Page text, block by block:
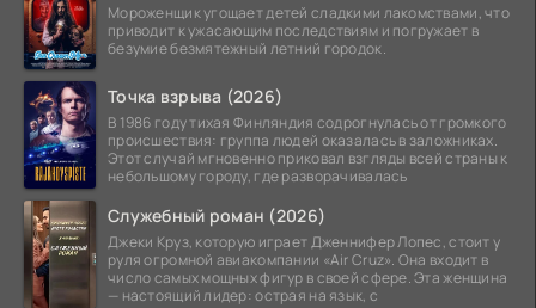
Мороженщик угощает детей сладкими лакомствами, что
приводит к ужасающим последствиям и погружает в
безумие безмятежный летний городок.
Точка взрыва (2026)
В 1986 году тихая Финляндия содрогнулась от громкого
происшествия: группа людей оказалась в заложниках.
Этот случай мгновенно приковал взгляды всей страны к
небольшому городу, где разворачивалась
Служебный роман (2026)
Джеки Круз, которую играет Дженнифер Лопес, стоит у
руля огромной авиакомпании «Air Cruz». Она входит в
число самых мощных фигур в своей сфере. Эта женщина
— настоящий лидер: острая на язык, с